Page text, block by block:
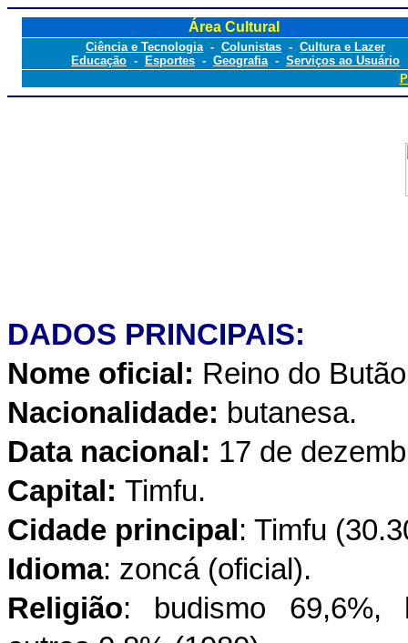
Área Cultural
Ciência e Tecnologia- Colunistas - Cultura e Lazer
Educação - Esportes - Geografia- Serviços ao Usuário
DADOS PRINCIPAIS:
Nome oficial: Reino do
Nacionalidade: butanesa.
Data nacional: 17 de
Capital: Timfu.
Cidade principal : Timfu
Idioma: zoncá (oficial).
Religião: budismo 69,6%,